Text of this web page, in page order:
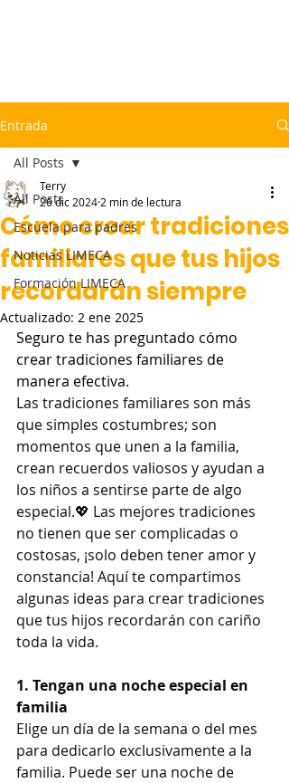
Entrada
All Posts
Escuela para padres
Noticias LIMECA
Formación LIMECA
All Posts
Cómo crear tradiciones
familiares que tus hijos
recordarán siempre
Terry
26 dic 2024 2 min de lectura
Actualizado: 2 ene 2025
Seguro te has preguntado cómo
crear tradiciones familiares de
manera efectiva.
Las tradiciones familiares son más
que simples costumbres; son
momentos que unen a la familia,
crean recuerdos valiosos y ayudan a
los niños a sentirse parte de algo
especial.💖 Las mejores tradiciones
no tienen que ser complicadas o
costosas, ¡solo deben tener amor y
constancia! Aquí te compartimos
algunas ideas para crear tradiciones
que tus hijos recordarán con cariño
toda la vida.
1. Tengan una noche especial en
familia
Elige un día de la semana o del mes
para dedicarlo exclusivamente a la
familia. Puede ser una noche de